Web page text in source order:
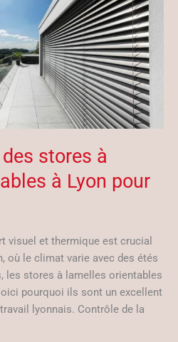
stores à
à Lyon pour
visuel et thermique est crucial
où le climat varie avec des étés
les stores à lamelles orientables
pourquoi ils sont un excellent
lyonnais. Contrôle de la